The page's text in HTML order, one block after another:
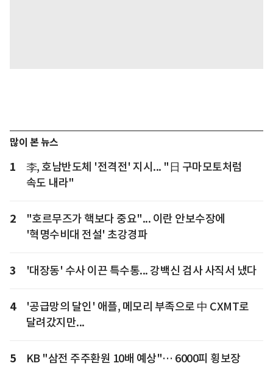
많이 본 뉴스
1
李, 호남반도체 '전격전' 지시... "日 구마모토처럼
속도 내라"
2
"호르무즈가 핵보다 중요"... 이란 안보수장에
'혁명수비대 전설' 초강경파
3 '대장동' 수사 이끈 특수통... 강백신 검사 사직서 냈다
4
'공급망의 달인' 애플, 메모리 부족으로 中 CXMT로
달려갔지만...
5
KB "삼전 주주환원 10배 예상"… 6000피 횡보장